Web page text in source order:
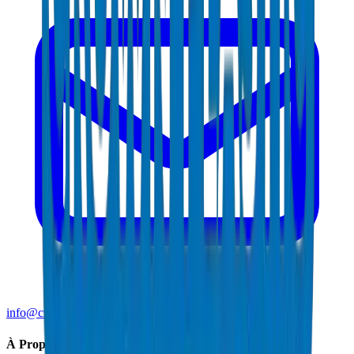
info@crownplasticuae.com
À Propos de Crown